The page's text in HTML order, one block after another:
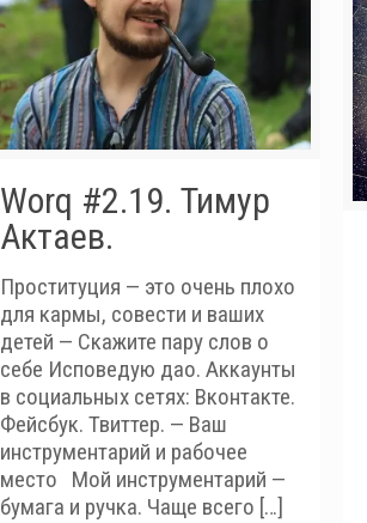
Worq #2.19. Тимур
Актаев.
Проституция — это очень плохо
для кармы, совести и ваших
детей — Скажите пару слов о
себе Исповедую дао. Аккаунты
в социальных сетях: Вконтакте.
Фейсбук. Твиттер. — Ваш
инструментарий и рабочее
место Мой инструментарий —
бумага и ручка. Чаще всего […]